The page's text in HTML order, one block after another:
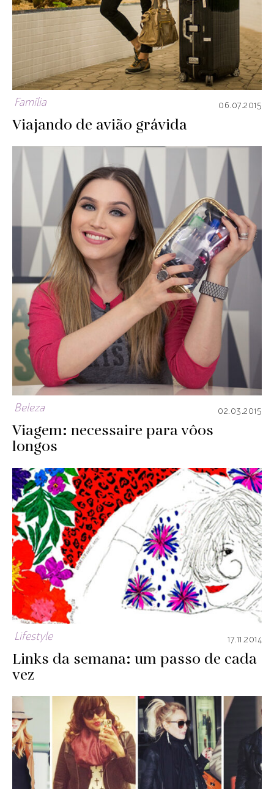
Família 06.07.2015
Viajando de avião grávida
Beleza 02.03.2015
Viagem: necessaire para vôos
longos
Lifestyle 17.11.2014
Links da semana: um passo de cada
vez